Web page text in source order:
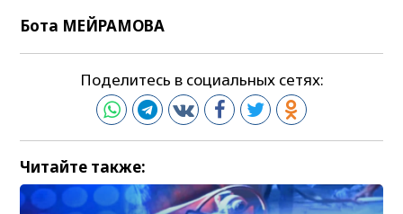
Бота МЕЙРАМОВА
Поделитесь в социальных сетях:
Читайте также: